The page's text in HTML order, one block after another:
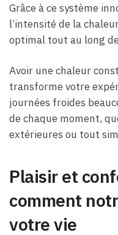
Grâce à ce système
l’intensité de la
optimal tout au long
Avoir une chaleur
transforme votre
journées froides
de chaque moment,
extérieures ou tout
Plaisir et
comment
votre vie